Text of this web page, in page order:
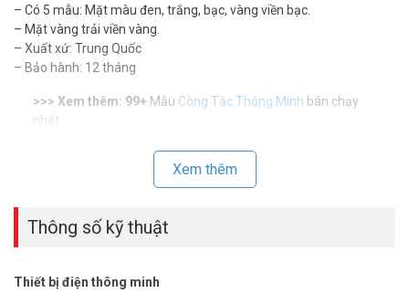
– Có 5 mẫu: Mặt màu đen, trắng, bạc, vàng viền bạc.
– Mặt vàng trải viền vàng.
– Xuất xứ: Trung Quốc
– Bảo hành: 12 tháng
>>> Xem thêm: 99+ Mẫu Công Tắc Thông Minh bán chạy
nhất
Đặt mua hàng Online ngay Nắp công tắc Wifi Onecam mới nhất, xin
1900.9259để được hỗ trợ tốt nhất. Tham
Facebook Vuhoangtelecom
>>> Xem thêm: Top các
Xem thêm
Thông số kỹ thuật
Thiết bị điện thông minh